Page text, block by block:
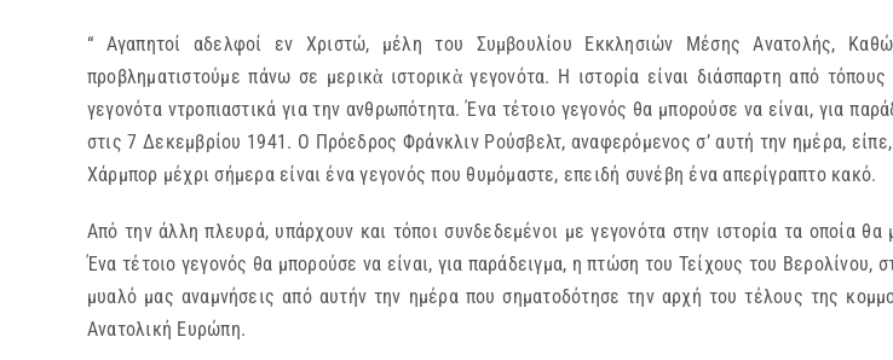
“ Αγαπητοί αδελφοί εν Χριστώ, μέλη του Συμβουλίου Εκκλησιών Μέσης Ανατολής,
προβληματιστούμε πάνω σε μερικὰ ιστορικὰ γεγονότα. Η ιστορία είναι διάσπαρτη από
γεγονότα ντροπιαστικά για την ανθρωπότητα. Ένα τέτοιο γεγονός θα μπορούσε να είναι, για
στις 7 Δεκεμβρίου 1941. Ο Πρόεδρος Φράνκλιν Ρούσβελτ, αναφερόμενος σ’ αυτή την ημέρα,
Χάρμπορ μέχρι σήμερα είναι ένα γεγονός που θυμόμαστε, επειδή συνέβη ένα απερίγραπτο κακό.
Από την άλλη πλευρά, υπάρχουν και τόποι συνδεδεμένοι με γεγονότα στην ιστορία τα οποία
Ένα τέτοιο γεγονός θα μπορούσε να είναι, για παράδειγμα, η πτώση του Τείχους του
μυαλό μας αναμνήσεις από αυτήν την ημέρα που σηματοδότησε την αρχή του τέλους της
Ανατολική Ευρώπη.